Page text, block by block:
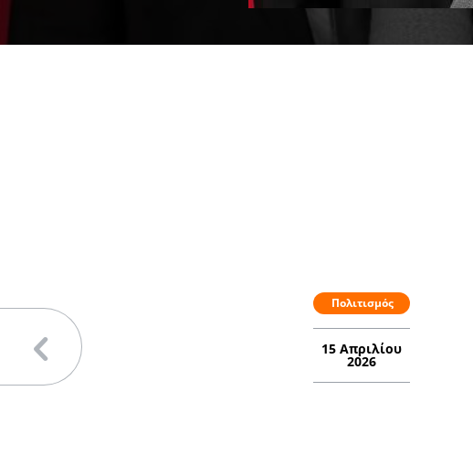
Πολιτισμός
15 Απριλίου
2026